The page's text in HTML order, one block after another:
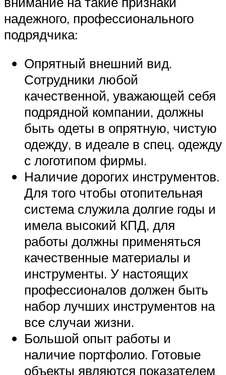
надежного, профессионального
подрядчика:
Опрятный внешний вид.
Сотрудники любой
качественной, уважающей себя
подрядной компании, должны
быть одеты в опрятную, чистую
одежду, в идеале в спец. одежду
с логотипом фирмы.
Наличие дорогих инструментов.
Для того чтобы отопительная
система служила долгие годы и
имела высокий КПД, для
работы должны применяться
качественные материалы и
инструменты. У настоящих
профессионалов должен быть
набор лучших инструментов на
все случаи жизни.
Большой опыт работы и
наличие портфолио. Готовые
объекты являются показателем